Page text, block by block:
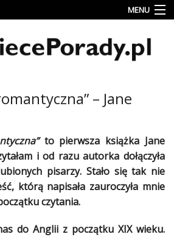
MENU
– Jane
to pierwsza książka Jane
i od razu autorka dołączyła
pisarzy. Stało się tak nie
, którą napisała zauroczyła mnie
czytania.
do Anglii z początku XIX wieku.